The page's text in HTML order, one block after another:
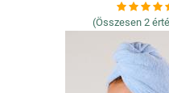
(Összesen 2